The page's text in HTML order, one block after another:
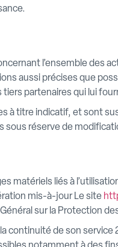
l’ensemble des
aussi précises que
tiers partenaires qui lui
à titre indicatif, et sont
sous réserve de
liés à
mis-à-jour Le site
sur la Protection
continuité de son